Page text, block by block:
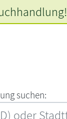
‍s‍u‍c‍h‍e‍n‍:‍